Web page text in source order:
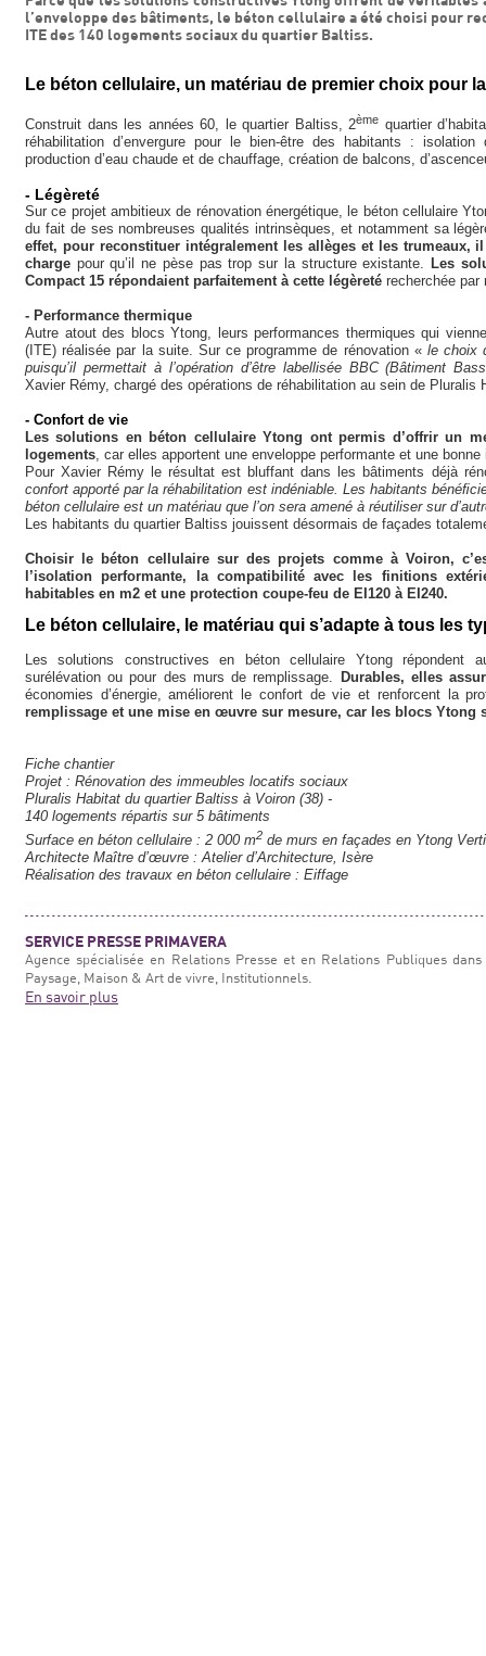
l’enveloppe des bâtiments, le béton cellulaire a été choisi pour
ITE des 140 logements sociaux du quartier Baltiss.
Le béton cellulaire, un matériau de premier choix pour
Construit dans les années 60, le quartier Baltiss, 2ème quartier
réhabilitation d’envergure pour le bien-être des habitants :
production d’eau chaude et de chauffage, création de balcons,
- Légèreté
Sur ce projet ambitieux de rénovation énergétique, le béton cellulaire
du fait de ses nombreuses qualités intrinsèques, et notamment sa
effet, pour reconstituer intégralement les allèges et les trumeaux,
charge pour qu’il ne pèse pas trop sur la structure existante. Les
Compact 15 répondaient parfaitement à cette légèreté recherchée par
- Performance thermique
Autre atout des blocs Ytong, leurs performances thermiques qui
(ITE) réalisée par la suite. Sur ce programme de rénovation « le choix
puisqu’il permettait à l’opération d’être labellisée BBC (Bâtiment
Xavier Rémy, chargé des opérations de réhabilitation au sein de Pluralis
- Confort de vie
Les solutions en béton cellulaire Ytong ont permis d’offrir un
logements, car elles apportent une enveloppe performante et une
Pour Xavier Rémy le résultat est bluffant dans les bâtiments déjà
confort apporté par la réhabilitation est indéniable. Les habitants
béton cellulaire est un matériau que l’on sera amené à réutiliser sur
Les habitants du quartier Baltiss jouissent désormais de façades
Choisir le béton cellulaire sur des projets comme à Voiron,
l’isolation performante, la compatibilité avec les finitions
habitables en m2 et une protection coupe-feu de EI120 à EI240.
Le béton cellulaire, le matériau qui s’adapte à tous les
Les solutions constructives en béton cellulaire Ytong répondent
surélévation ou pour des murs de remplissage.
Durables, elles
économies d’énergie, améliorent le confort de vie et renforcent la
remplissage et une mise en œuvre sur mesure, car les blocs Ytong
Fiche chantier
Projet : Rénovation des immeubles locatifs sociaux
Pluralis Habitat du quartier Baltiss à Voiron (38) -
140 logements répartis sur 5 bâtiments
Surface en béton cellulaire : 2 000 m2 de murs en façades en Ytong
Architecte Maître d’œuvre : Atelier d’Architecture, Isère
Réalisation des travaux en béton cellulaire : Eiffage
SERVICE PRESSE PRIMAVERA
Agence spécialisée en Relations Presse et en Relations Publiques
Paysage, Maison & Art de vivre, Institutionnels.
En savoir plus